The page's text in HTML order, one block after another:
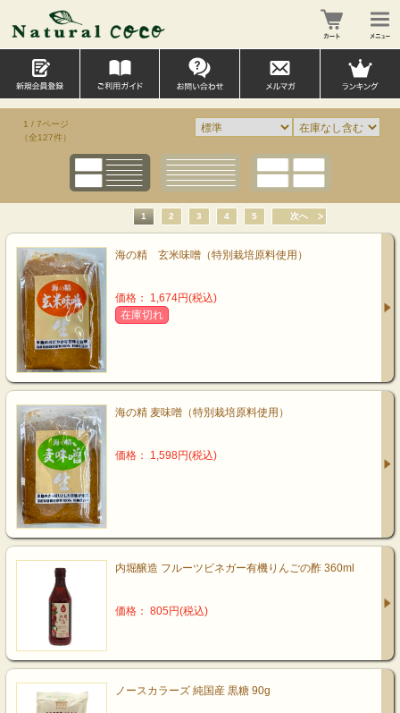
1 / 7ページ
（全127件）
1 2 3 4 5 次へ
海の精 玄米味噌（特別栽培原料使用）
価格： 1,674円(税込)
在庫切れ
海の精 麦味噌（特別栽培原料使用）
価格： 1,598円(税込)
内堀醸造 フルーツビネガー有機りんごの酢 360ml
価格： 805円(税込)
ノースカラーズ 純国産 黒糖 90g